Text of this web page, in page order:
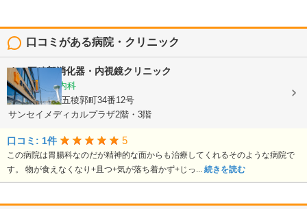
口コミがある病院・クリニック
まべ五稜郭消化器・内視鏡クリニック
内科, 消化器内科
北海道函館市五稜郭町34番12号
サンセイメディカルプラザ2階・3階
口コミ: 1件 5
この病院は胃腸科なのだが精神的な面からも治療してくれるそのような病院で
す。 物が食えなくなり+且つ+気が落ち着かず+じっ... 続きを読む